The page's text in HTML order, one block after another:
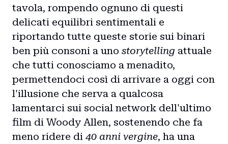
tavola, rompendo ognuno di questi
delicati equilibri sentimentali e
riportando tutte queste storie sui binari
ben più consoni a uno storytelling attuale
che tutti conosciamo a menadito,
permettendoci così di arrivare a oggi con
l'illusione che serva a qualcosa
lamentarci sui social network dell'ultimo
film di Woody Allen, sostenendo che fa
meno ridere di 40 anni vergine, ha una